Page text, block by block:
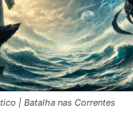
| Batalha nas Correntes